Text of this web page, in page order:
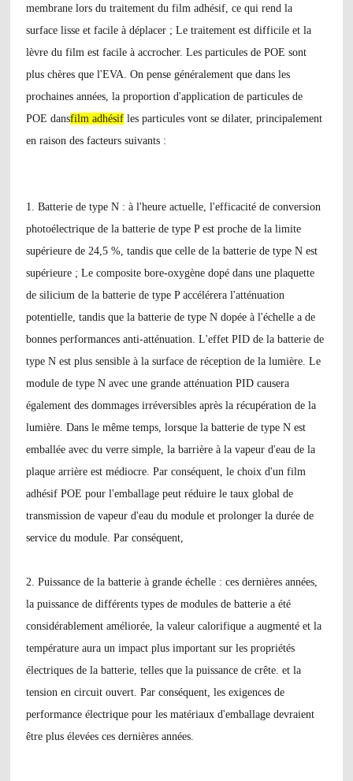
membrane lors du traitement du film adhésif, ce qui rend la
surface lisse et facile à déplacer ; Le traitement est difficile et la
lèvre du film est facile à accrocher. Les particules de POE sont
plus chères que l'EVA. On pense généralement que dans les
prochaines années, la proportion d'application de particules de
POE dansfilm adhésif les particules vont se dilater, principalement
en raison des facteurs suivants :
1. Batterie de type N : à l'heure actuelle, l'efficacité de conversion
photoélectrique de la batterie de type P est proche de la limite
supérieure de 24,5 %, tandis que celle de la batterie de type N est
supérieure ; Le composite bore-oxygène dopé dans une plaquette
de silicium de la batterie de type P accélérera l'atténuation
potentielle, tandis que la batterie de type N dopée à l'échelle a de
bonnes performances anti-atténuation. L'effet PID de la batterie de
type N est plus sensible à la surface de réception de la lumière. Le
module de type N avec une grande atténuation PID causera
également des dommages irréversibles après la récupération de la
lumière. Dans le même temps, lorsque la batterie de type N est
emballée avec du verre simple, la barrière à la vapeur d'eau de la
plaque arrière est médiocre. Par conséquent, le choix d'un film
adhésif POE pour l'emballage peut réduire le taux global de
transmission de vapeur d'eau du module et prolonger la durée de
service du module. Par conséquent,
2. Puissance de la batterie à grande échelle : ces dernières années,
la puissance de différents types de modules de batterie a été
considérablement améliorée, la valeur calorifique a augmenté et la
température aura un impact plus important sur les propriétés
électriques de la batterie, telles que la puissance de crête. et la
tension en circuit ouvert. Par conséquent, les exigences de
performance électrique pour les matériaux d'emballage devraient
être plus élevées ces dernières années.